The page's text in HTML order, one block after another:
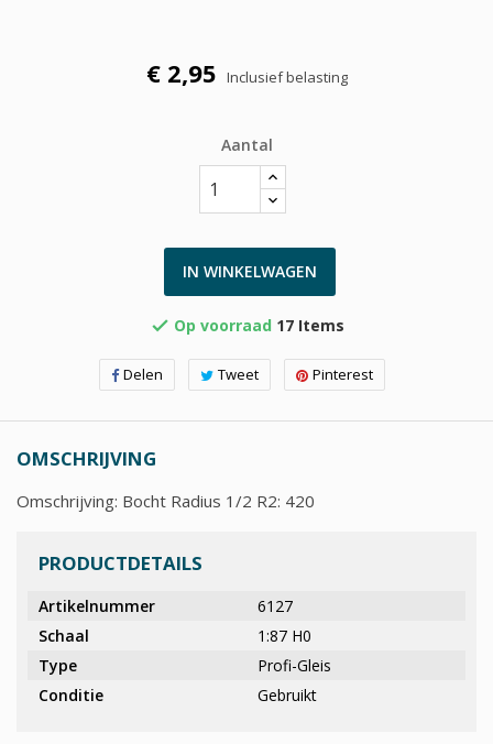
€ 2,95 Inclusief belasting
Aantal
IN WINKELWAGEN
 Op voorraad 17 Items
Delen Tweet Pinterest
PRODUCTDETAILS
Artikelnummer
6127
Schaal
1:87 H0
Type
Profi-Gleis
Conditie
Gebruikt
OMSCHRIJVING
Omschrijving: Bocht Radius 1/2 R2: 420